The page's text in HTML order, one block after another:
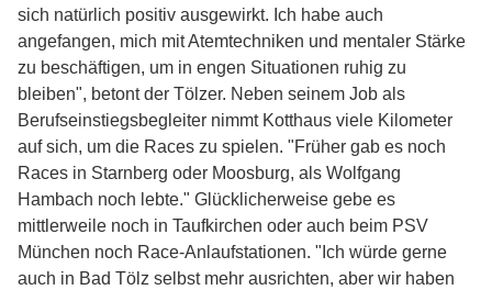
sich natürlich positiv ausgewirkt. Ich habe auch
angefangen, mich mit Atemtechniken und mentaler Stärke
zu beschäftigen, um in engen Situationen ruhig zu
bleiben", betont der Tölzer. Neben seinem Job als
Berufseinstiegsbegleiter nimmt Kotthaus viele Kilometer
auf sich, um die Races zu spielen. "Früher gab es noch
Races in Starnberg oder Moosburg, als Wolfgang
Hambach noch lebte." Glücklicherweise gebe es
mittlerweile noch in Taufkirchen oder auch beim PSV
München noch Race-Anlaufstationen. "Ich würde gerne
auch in Bad Tölz selbst mehr ausrichten, aber wir haben